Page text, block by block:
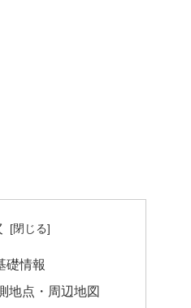
礎情報
地点・周辺地図